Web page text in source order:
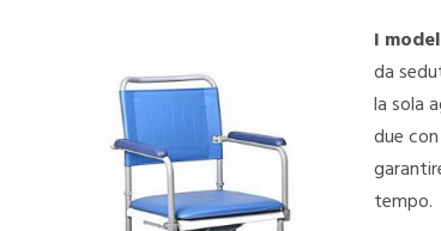
I
da
la sola
due
tempo.